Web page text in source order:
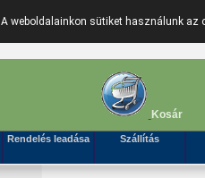
A weboldalainkon sütiket használunk
Kosár
Rendelés leadása Szállítás